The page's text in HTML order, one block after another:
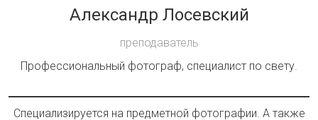
Александр Лосевский
преподаватель
Профессиональный фотограф, специалист по свету.
Специализируется на предметной фотографии. А также